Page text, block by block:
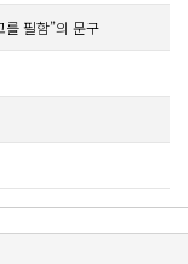
를 필함”의 문구